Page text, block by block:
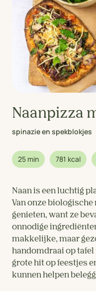
Naanpizza
spinazie en spekblokjes
25 min 781 kcal
Naan is een luchtig
Van onze
genieten, want ze
onnodige
makkelijke, maar
handomdraai op tafel
grote hit op feestjes
kunnen helpen